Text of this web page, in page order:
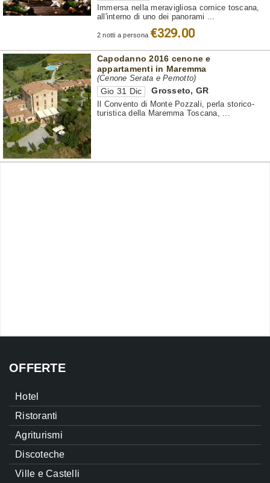
Immersa nella meravigliosa cornice toscana,
all'interno di uno dei panorami ...
2 notti a persona €329.00
Capodanno 2016 cenone e
appartamenti in Maremma
(Cenone Serata e Pernotto)
Gio 31 Dic Grosseto, GR
Il Convento di Monte Pozzali, perla storico-
turistica della Maremma Toscana, ...
OFFERTE
Hotel
Ristoranti
Agriturismi
Discoteche
Ville e Castelli